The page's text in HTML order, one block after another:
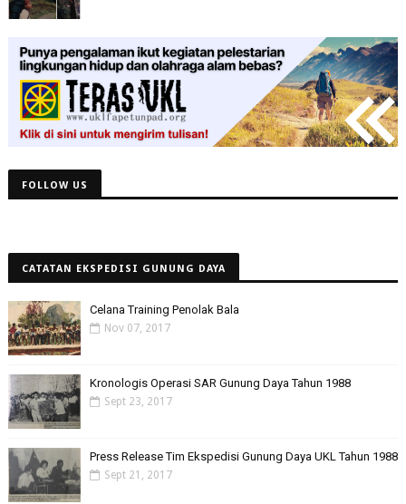
FOLLOW US
CATATAN EKSPEDISI GUNUNG DAYA
Celana Training Penolak Bala
Nov 07, 2017
Kronologis Operasi SAR Gunung Daya Tahun 1988
Sept 23, 2017
Press Release Tim Ekspedisi Gunung Daya UKL Tahun 1988
Sept 21, 2017